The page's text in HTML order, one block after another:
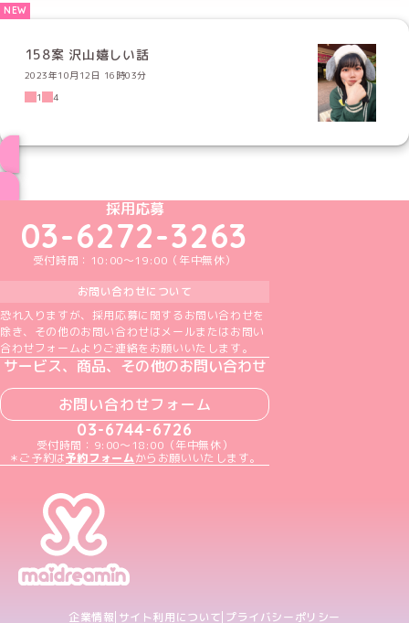
158案 沢山嬉しい話
2023年10月12日 16時03分
1
4
めいどりーみんTikTok公式アカウント
めいどりーみんX公式アカウント
採用応募
03-6272-3263
受付時間：10:00～19:00（年中無休）
お問い合わせについて
恐れ入りますが、採用応募に関するお問い合わせを
除き、その他のお問い合わせはメールまたはお問い
合わせフォームよりご連絡をお願いいたします。
サービス、商品、その他のお問い合わせ
お問い合わせフォーム
03-6744-6726
受付時間：9:00～18:00（年中無休）
＊ご予約は予約フォームからお願いいたします。
企業情報 サイト利用について プライバシーポリシー